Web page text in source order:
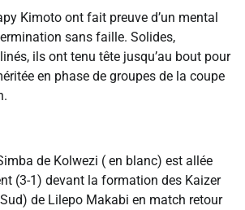
Kimoto ont fait preuve d’un mental
sans faille. Solides,
ils ont tenu tête jusqu’au bout pour
en phase de groupes de la coupe
de Kolwezi ( en blanc) est allée
(3-1) devant la formation des Kaizer
de Lilepo Makabi en match retour